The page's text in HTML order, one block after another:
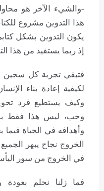
-والشيء الآخر هو
هذا التدوين مشروع
يكون التدوين بشكل
إذ ربما يستفيد من هذا
فتبقي تجربة كل سجين
لكيفية إعادة بناء
وكيف يستطيع فرد
وحب، ليس هذا فقط
وأهدافه في الحياة
الخروج نجاح يبهر
في الخروج من سور
فما زلنا نحلم بعودة